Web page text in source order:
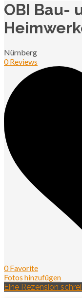
OBI Bau-
Nürnberg
0 Reviews
0 Favorite
Fotos hinzufügen
Eine Rezension